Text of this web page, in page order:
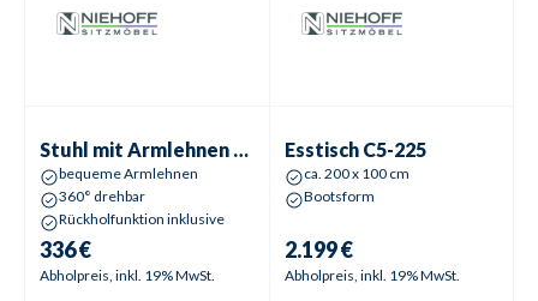
Stuhl mit Armlehnen C5-225
bequeme Armlehnen
360° drehbar
Rückholfunktion inklusive
336 €
Abholpreis, inkl. 19% MwSt.
Esstisch C5-225
ca. 200 x 100 cm
Bootsform
2.199 €
Abholpreis, inkl. 19% MwSt.